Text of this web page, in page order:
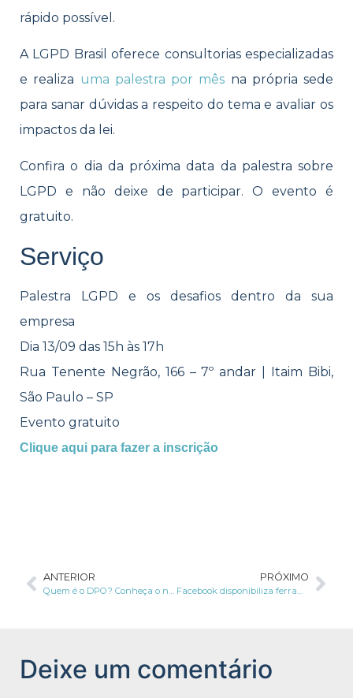
rápido possível.
A LGPD Brasil oferece consultorias especializadas
e realiza uma palestra por mês na própria sede
para sanar dúvidas a respeito do tema e avaliar os
impactos da lei.
Confira o dia da próxima data da palestra sobre
LGPD e não deixe de participar. O evento é
gratuito.
Serviço
Palestra LGPD e os desafios dentro da sua
empresa
Dia 13/09 das 15h às 17h
Rua Tenente Negrão, 166 – 7º andar | Itaim Bibi,
São Paulo – SP
Evento gratuito
Clique aqui para fazer a inscrição
ANTERIOR
Quem é o DPO? Conheça o novo guardião dos dados pessoais
PRÓXIMO
Facebook disponibiliza ferramenta para garantir proteção de dados pessoais dos usuários
Deixe um comentário